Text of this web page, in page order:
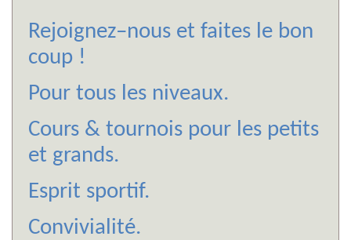
Rejoignez–nous et faites le bon
coup !
Pour tous les niveaux.
Cours & tournois pour les petits
et grands.
Esprit sportif.
Convivialité.